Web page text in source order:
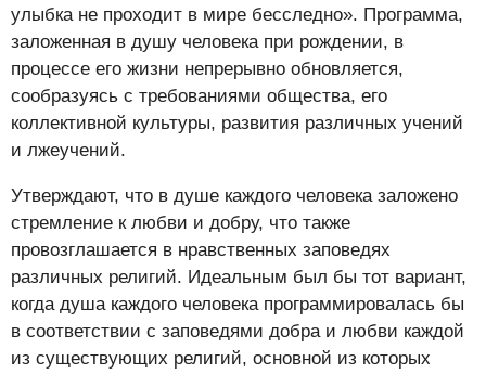
улыбка не проходит в мире бесследно». Программа,
заложенная в душу человека при рождении, в
процессе его жизни непрерывно обновляется,
сообразуясь с требованиями общества, его
коллективной культуры, развития различных учений
и лжеучений.
Утверждают, что в душе каждого человека заложено
стремление к любви и добру, что также
провозглашается в нравственных заповедях
различных религий. Идеальным был бы тот вариант,
когда душа каждого человека программировалась бы
в соответствии с заповедями добра и любви каждой
из существующих религий, основной из которых